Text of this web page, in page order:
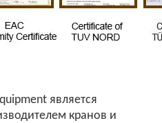
является
кранов и